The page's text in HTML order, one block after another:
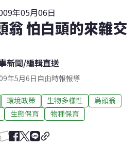
年05月06日
翁 怕白頭的來雜交
新聞/編輯直送
年5月6日自由時報報導
環境政策 生物多樣性
烏頭翁
生態保育 物種保育